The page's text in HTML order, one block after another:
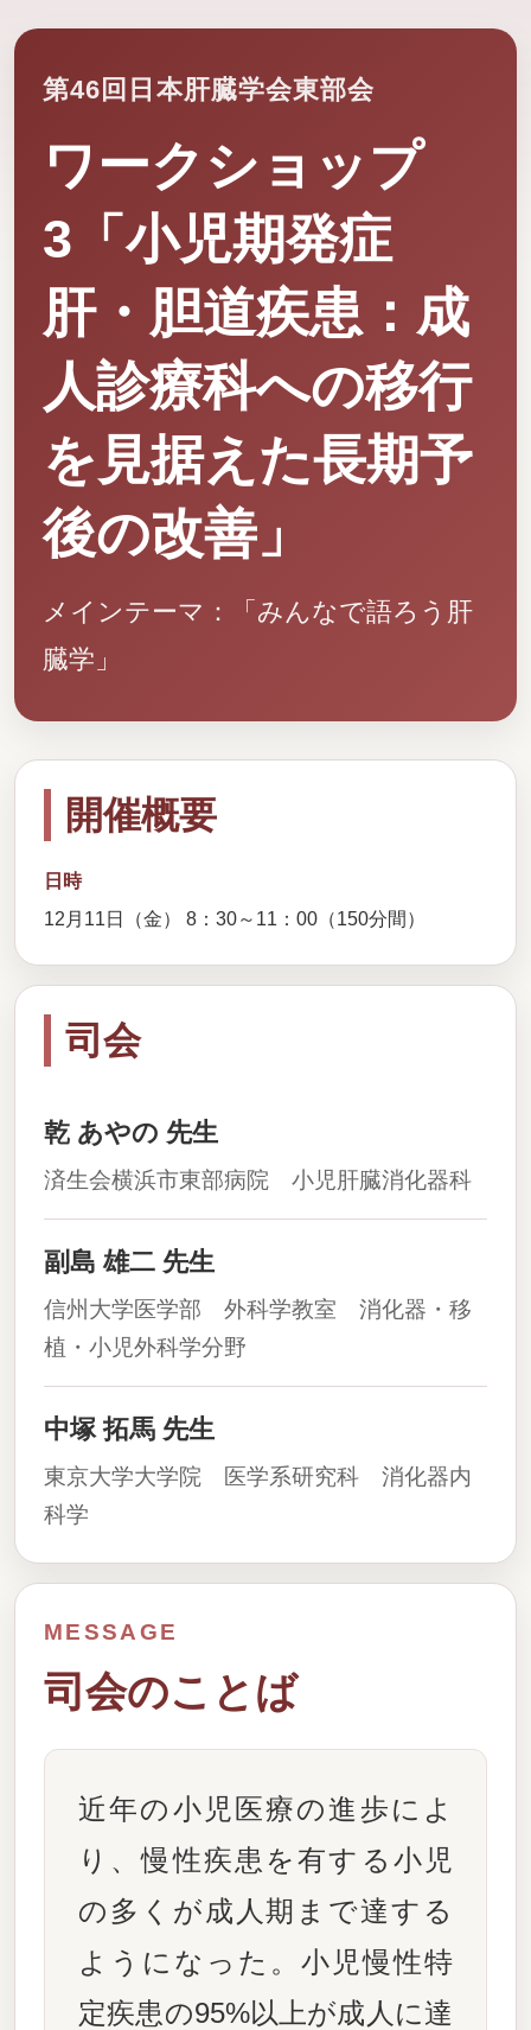
第46回日本肝臓学会東部会
ワークショップ
3「小児期発症
肝・胆道疾患：成
人診療科への移行
を見据えた長期予
後の改善」
メインテーマ：「みんなで語ろう肝
臓学」
開催概要
日時
12月11日（金） 8：30～11：00（150分間）
司会
乾 あやの 先生
済生会横浜市東部病院 小児肝臓消化器科
副島 雄二 先生
信州大学医学部 外科学教室 消化器・移
植・小児外科学分野
中塚 拓馬 先生
東京大学大学院 医学系研究科 消化器内
科学
MESSAGE
司会のことば
近年の小児医療の進歩によ
り、慢性疾患を有する小児
の多くが成人期まで達する
ようになった。小児慢性特
定疾患の95%以上が成人に達